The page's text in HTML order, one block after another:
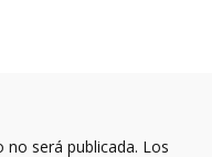
será publicada. Los